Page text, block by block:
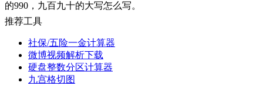
的990，九百九十的大写怎么写。
推荐工具
社保/五险一金计算器
微博视频解析下载
硬盘整数分区计算器
九宫格切图